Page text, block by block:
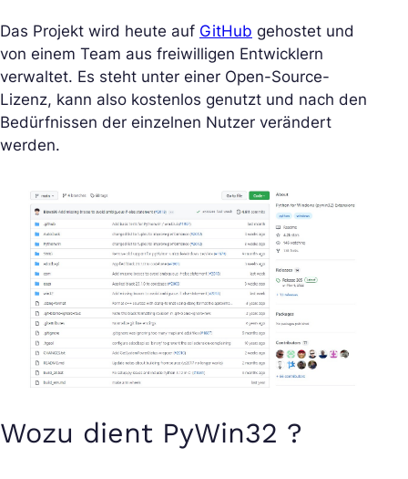
Das Projekt wird heute auf GitHub gehostet und
von einem Team aus freiwilligen Entwicklern
verwaltet. Es steht unter einer Open-Source-
Lizenz, kann also kostenlos genutzt und nach den
Bedürfnissen der einzelnen Nutzer verändert
werden.
Wozu dient PyWin32 ?